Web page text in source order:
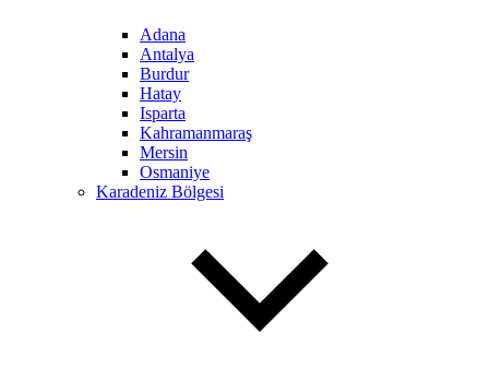
Adana
Antalya
Burdur
Hatay
Isparta
Kahramanmaraş
Mersin
Osmaniye
Karadeniz Bölgesi